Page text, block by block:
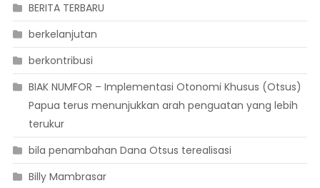
BERITA TERBARU
berkelanjutan
berkontribusi
BIAK NUMFOR – Implementasi Otonomi Khusus (Otsus)
Papua terus menunjukkan arah penguatan yang lebih
terukur
bila penambahan Dana Otsus terealisasi
Billy Mambrasar